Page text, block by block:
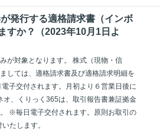
発行する適格請求書（インボ
すか？（2023年10月1日よ
が対象となります。 株式（現物・信
しては、適格請求書及び適格請求明細を
子交付されます。月初より６営業日後に
オ、くりっく365は、取引報告書兼証拠金
※毎日電子交付されます。原則お取引の
たします。